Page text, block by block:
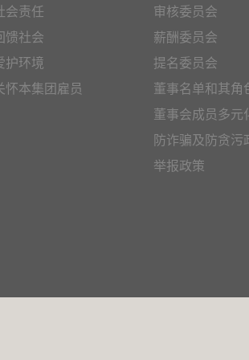
会责任
馈社会
护环境
怀本集团雇员
审核委员会
薪酬委员会
提名委员会
董事名单和其角
董事会成员多元
防诈骗及防贪污
举报政策